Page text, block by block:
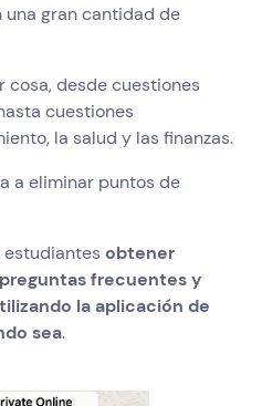
gran cantidad de
desde cuestiones
cuestiones
la salud y las finanzas.
a eliminar puntos de
estudiantes obtener
frecuentes y
la aplicación de
sea.